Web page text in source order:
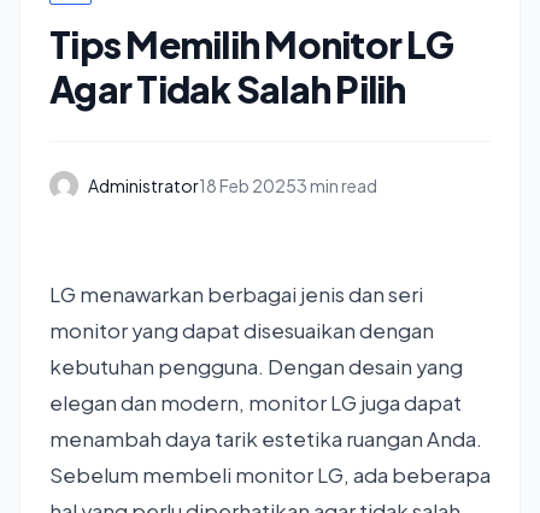
Tips Memilih Monitor LG
Agar Tidak Salah Pilih
Administrator18 Feb 20253 min read
LG menawarkan berbagai jenis dan seri
monitor yang dapat disesuaikan dengan
kebutuhan pengguna. Dengan desain yang
elegan dan modern, monitor LG juga dapat
menambah daya tarik estetika ruangan Anda.
Sebelum membeli monitor LG, ada beberapa